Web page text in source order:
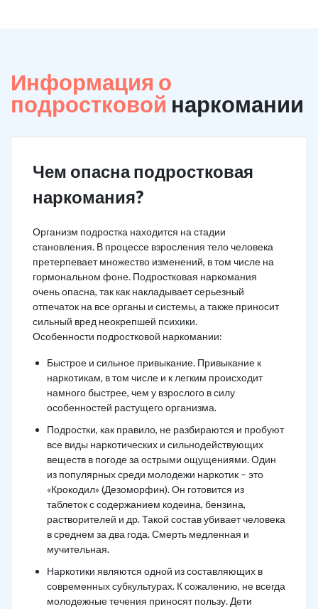
Информация о
подростковой наркомании
Чем опасна подростковая
наркомания?
Организм подростка находится на стадии
становления. В процессе взросления тело человека
претерпевает множество изменений, в том числе на
гормональном фоне. Подростковая наркомания
очень опасна, так как накладывает серьезный
отпечаток на все органы и системы, а также приносит
сильный вред неокрепшей психики.
Особенности подростковой наркомании:
Быстрое и сильное привыкание. Привыкание к
наркотикам, в том числе и к легким происходит
намного быстрее, чем у взрослого в силу
особенностей растущего организма.
Подростки, как правило, не разбираются и пробуют
все виды наркотических и сильнодействующих
веществ в погоде за острыми ощущениями. Один
из популярных среди молодежи наркотик – это
«Крокодил» (Дезоморфин). Он готовится из
таблеток с содержанием кодеина, бензина,
растворителей и др. Такой состав убивает человека
в среднем за два года. Смерть медленная и
мучительная.
Наркотики являются одной из составляющих в
современных субкультурах. К сожалению, не всегда
молодежные течения приносят пользу. Дети